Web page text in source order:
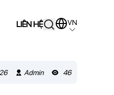
LIÊN HỆ VN
Admin 46